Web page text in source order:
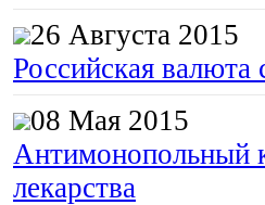
26 Августа 2015
Российская валюта
08 Мая 2015
Антимонопольный
лекарства